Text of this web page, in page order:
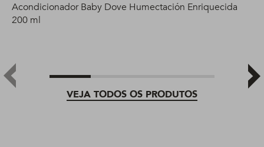
VEJA TODOS OS PRODUTOS
Acondicionador Baby Dove Humectación Enriquecida
200 ml